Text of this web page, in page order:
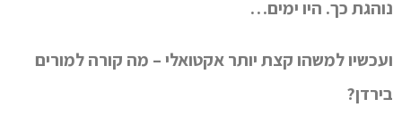
נוהגת כך. היו ימים…
ועכשיו למשהו קצת יותר אקטואלי – מה קורה למורים
בירדן?